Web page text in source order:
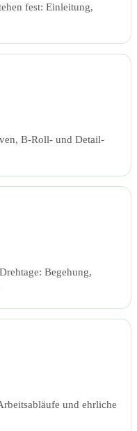
fest: Einleitung,
B-Roll- und Detail-
Begehung,
und ehrliche